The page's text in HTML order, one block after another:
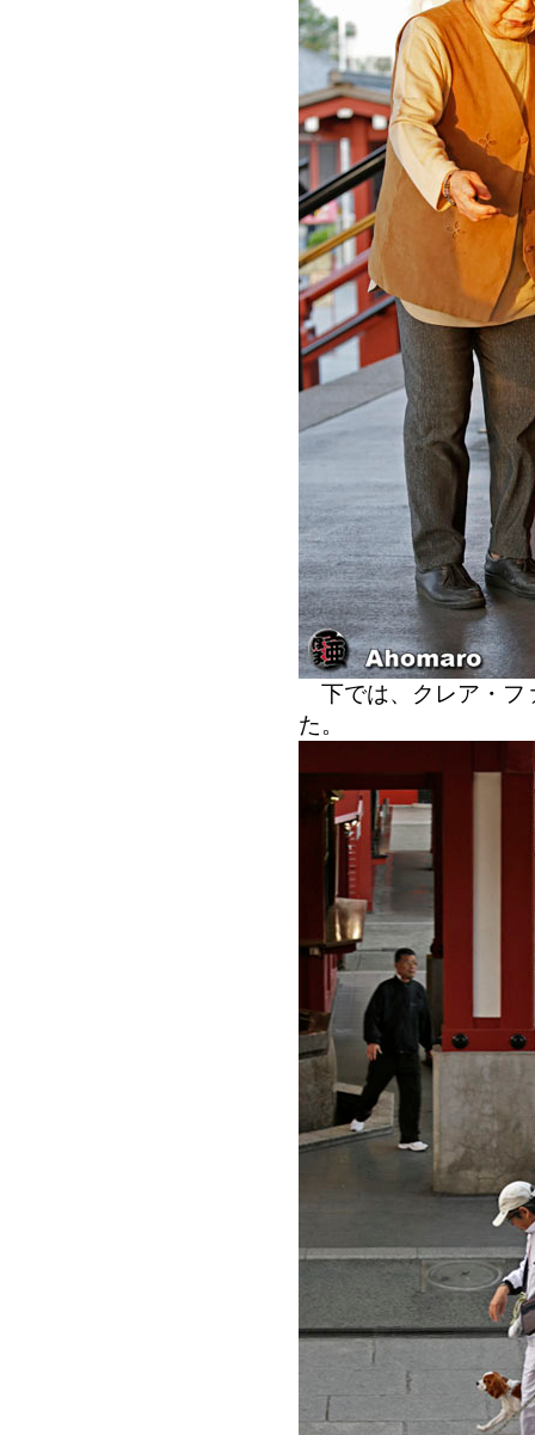
下では、クレア・フ
た。